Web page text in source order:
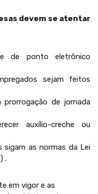
devem se atentar
de ponto eletrônico
sejam feitos
prorrogação de jornada
auxílio-creche ou
sigam as normas da Lei
.
em vigor e as